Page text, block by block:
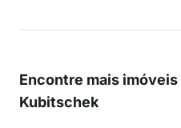
Encontre mais
Kubitschek